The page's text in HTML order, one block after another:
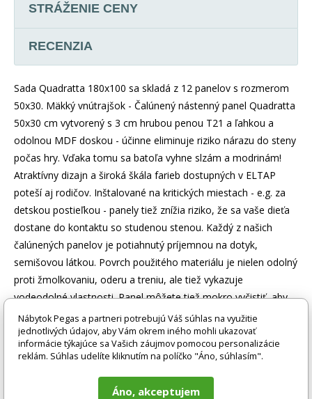
STRÁŽENIE CENY
RECENZIA
Sada Quadratta 180x100 sa skladá z 12 panelov s rozmerom
50x30. Mäkký vnútrajšok - Čalúnený nástenný panel Quadratta
50x30 cm vytvorený s 3 cm hrubou penou T21 a ľahkou a
odolnou MDF doskou - účinne eliminuje riziko nárazu do steny
počas hry. Vďaka tomu sa batoľa vyhne slzám a modrinám!
Atraktívny dizajn a široká škála farieb dostupných v ELTAP
poteší aj rodičov. Inštalované na kritických miestach - e.g. za
detskou postieľkou - panely tiež znížia riziko, že sa vaše dieťa
dostane do kontaktu so studenou stenou. Každý z našich
čalúnených panelov je potiahnutý príjemnou na dotyk,
semišovou látkou. Povrch použitého materiálu je nielen odolný
proti žmolkovaniu, oderu a treniu, ale tiež vykazuje
vodeodolné vlastnosti. Panel môžete tiež mokro vyčistiť, aby
ste z neho odstránili prach. Quadratta si udrží svoj bezchybný
vzhľad po dlhú dobu! Inštalácia čalúnených panelov je rýchla a
nevyžaduje žiadne ťažké vybavenie. Perfektne sa kombinujú s
možné zakúpiť ako sadu alebo samostatne.
Nábytok Pegas a partneri potrebujú Váš súhlas na využitie
jednotlivých údajov, aby Vám okrem iného mohli ukazovať
informácie týkajúce sa Vašich záujmov pomocou personalizácie
reklám. Súhlas udelíte kliknutím na políčko "Áno, súhlasím".
Áno, akceptujem